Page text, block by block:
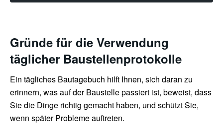
Gründe für die Verwendung
täglicher Baustellenprotokolle
Ein tägliches Bautagebuch hilft Ihnen, sich daran zu
erinnern, was auf der Baustelle passiert ist, beweist, dass
Sie die Dinge richtig gemacht haben, und schützt Sie,
wenn später Probleme auftreten.